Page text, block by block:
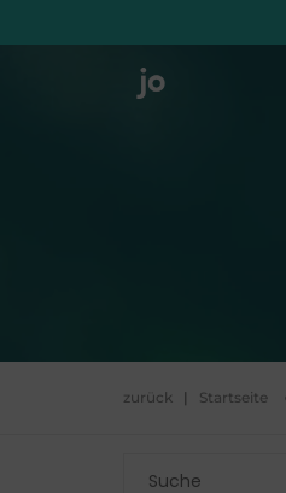
zurück | Startseite